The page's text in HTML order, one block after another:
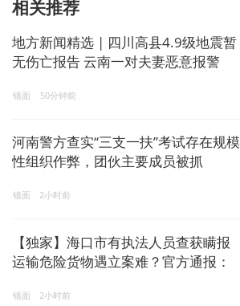
相关推荐
地方新闻精选 | 四川高县4.9级地震暂
无伤亡报告 云南一对夫妻恶意报警
镜面 50分钟前
河南警方查实“三支一扶”考试存在规模
性组织作弊，团伙主要成员被抓
镜面 2小时前
【独家】海口市有执法人员查获瞒报
运输危险货物遇立案难？官方通报：
镜面 2小时前